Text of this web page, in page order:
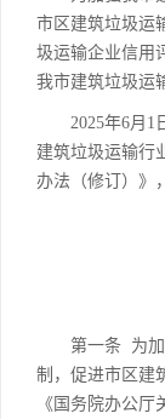
市区建筑垃圾运
圾运输企业信用
我市建筑垃圾
2025年6月1日
建筑垃圾运输行
办法（修订）》
第一条 为加强
制，促进市区建
《国务院办公